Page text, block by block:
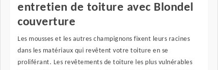
entretien de toiture avec Blondel
couverture
Les mousses et les autres champignons fixent leurs racines
dans les matériaux qui revêtent votre toiture en se
proliférant. Les revêtements de toiture les plus vulnérables